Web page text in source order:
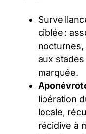
ciblée :
nocturnes,
aux
marquée.
libération
locale,
récidive à